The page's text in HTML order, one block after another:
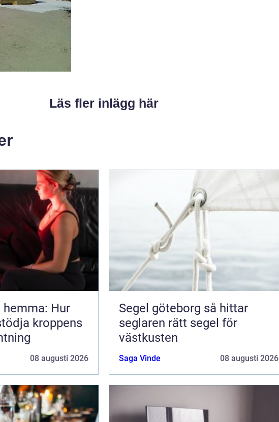
Läs fler inlägg här
Hur
kroppens
08 augusti 2026
Segel göteborg så hittar
seglaren rätt segel för
västkusten
Saga Vinde 08 augusti 2026